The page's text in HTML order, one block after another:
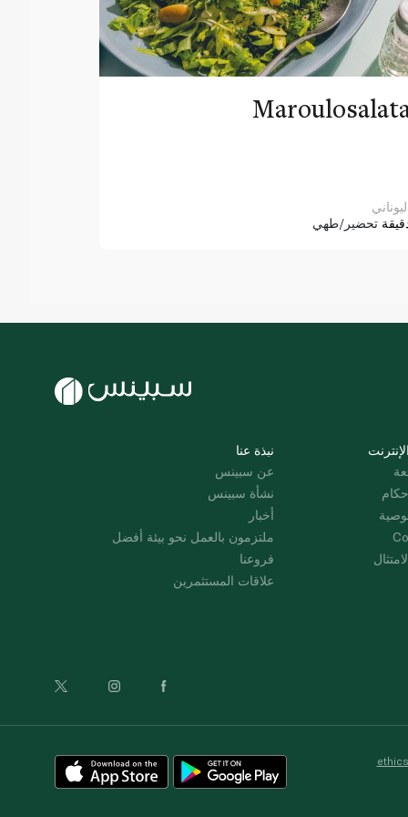
تحضير/طهي
نبذة عنا
عن سبينس
نشأة سبينس
أخبار
ملتزمون بالعمل نحو بيئة أفضل
فروعنا
علاقات المستثمرين